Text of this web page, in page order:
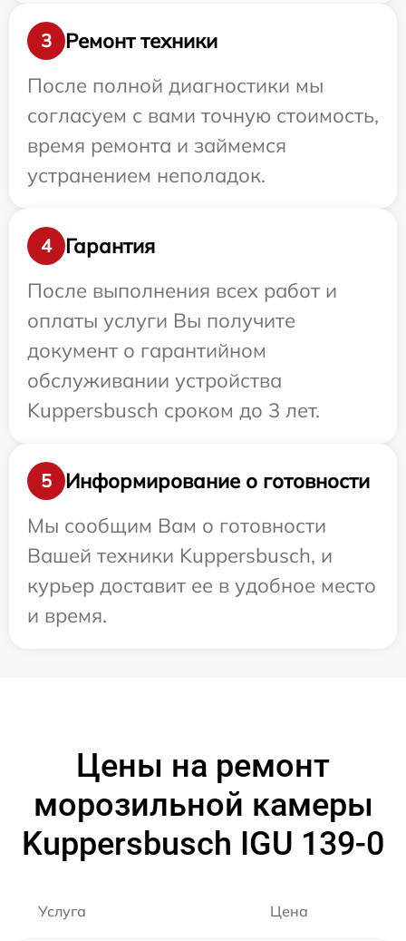
3
Ремонт техники
После полной диагностики мы
согласуем с вами точную стоимость,
время ремонта и займемся
устранением неполадок.
4
Гарантия
После выполнения всех работ и
оплаты услуги Вы получите
документ о гарантийном
обслуживании устройства
Kuppersbusch сроком до 3 лет.
5
Информирование о готовности
Мы сообщим Вам о готовности
Вашей техники Kuppersbusch, и
курьер доставит ее в удобное место
и время.
Цены на ремонт
морозильной камеры
Kuppersbusch IGU 139-0
Услуга Цена